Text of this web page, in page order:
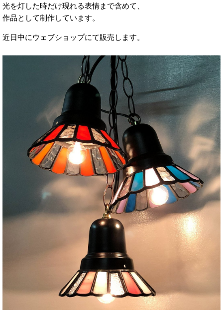
光を灯した時だけ現れる表情まで含めて、
作品として制作しています。
近日中にウェブショップにて販売します。